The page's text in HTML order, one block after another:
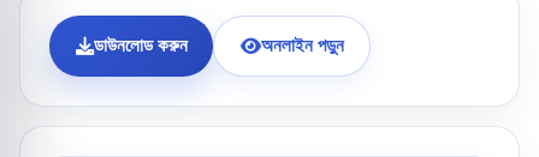
ডাউনলোড করুন অনলাইন পড়ুন